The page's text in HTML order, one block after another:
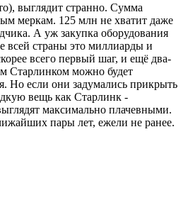
выглядит странно. Сумма
меркам. 125 млн не хватит даже
А уж закупка оборудования
всей страны это миллиарды и
всего первый шаг, и ещё два-
Старлинком можно будет
Но если они задумались прикрыть
вещь как Старлинк -
максимально плачевными.
пары лет, ежели не ранее.